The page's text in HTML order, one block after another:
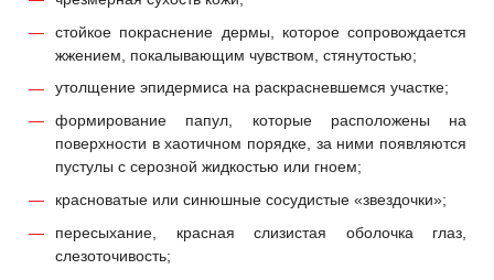
стойкое покраснение дермы, которое сопровождается
жжением, покалывающим чувством, стянутостью;
утолщение эпидермиса на раскрасневшемся участке;
формирование папул, которые расположены на
поверхности в хаотичном порядке, за ними появляются
пустулы с серозной жидкостью или гноем;
красноватые или синюшные сосудистые «звездочки»;
пересыхание, красная слизистая оболочка глаз,
слезоточивость;